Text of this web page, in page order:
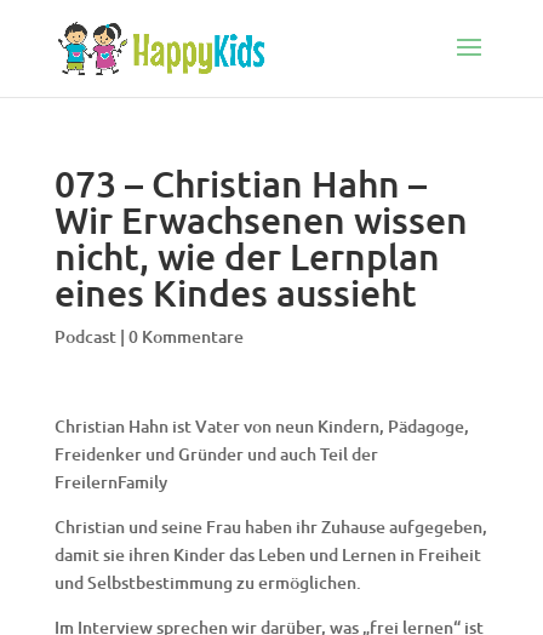
073 – Christian Hahn –
Wir Erwachsenen wissen
nicht, wie der Lernplan
eines Kindes aussieht
Podcast| 0 Kommentare
Christian Hahn ist Vater von neun Kindern, Pädagoge,
Freidenker und Gründer und auch Teil der
FreilernFamily
Christian und seine Frau haben ihr Zuhause aufgegeben,
damit sie ihren Kinder das Leben und Lernen in Freiheit
und Selbstbestimmung zu ermöglichen.
Im Interview sprechen wir darüber, was „frei lernen“ ist